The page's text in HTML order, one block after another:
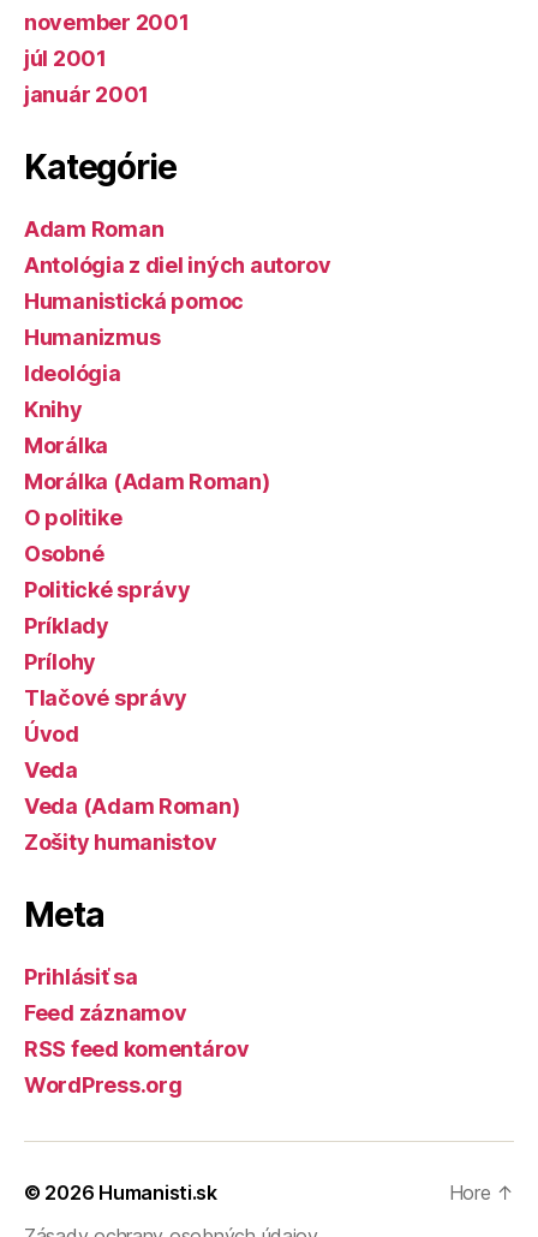
november 2001
júl 2001
január 2001
Kategórie
Adam Roman
Antológia z diel iných autorov
Humanistická pomoc
Humanizmus
Ideológia
Knihy
Morálka
Morálka (Adam Roman)
O politike
Osobné
Politické správy
Príklady
Prílohy
Tlačové správy
Úvod
Veda
Veda (Adam Roman)
Zošity humanistov
Meta
Prihlásiť sa
Feed záznamov
RSS feed komentárov
WordPress.org
© 2026 Humanisti.sk
Hore ↑